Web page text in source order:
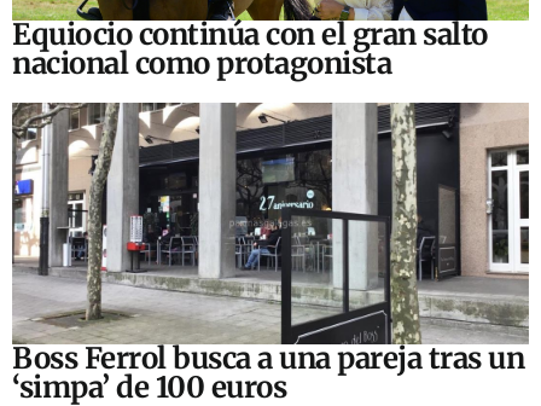
Equiocio continúa con el gran salto
nacional como protagonista
Boss Ferrol busca a una pareja tras un
‘simpa’ de 100 euros